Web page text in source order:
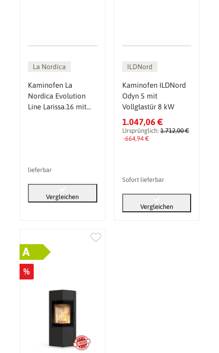
La Nordica
Kaminofen La
Nordica Evolution
Line Larissa.16 mit
lieferbar
Vergleichen
ILDNord
Kaminofen ILDNord
Odyn S mit
Vollglastür 8 kW
1.047,06 €
Ursprünglich:1.712,00 €
-664,94 €
Sofort lieferbar
Vergleichen
A
%